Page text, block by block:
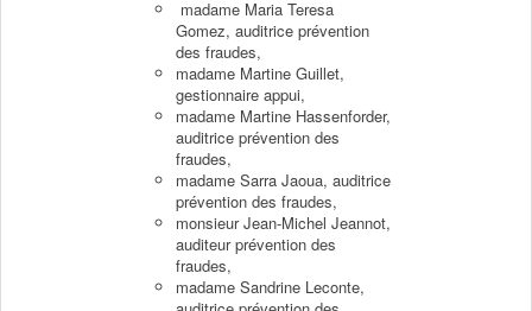
madame Maria Teresa
Gomez, auditrice prévention
des fraudes,
madame Martine Guillet,
gestionnaire appui,
madame Martine Hassenforder,
auditrice prévention des
fraudes,
madame Sarra Jaoua, auditrice
prévention des fraudes,
monsieur Jean-Michel Jeannot,
auditeur prévention des
fraudes,
madame Sandrine Leconte,